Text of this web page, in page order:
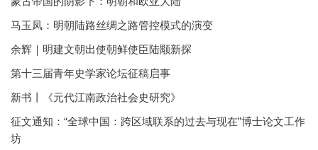
马玉凤：明朝陆路丝绸之路管控模式的演变
余辉｜明建文朝出使朝鲜使臣陆颙新探
第十三届青年史学家论坛征稿启事
新书丨《元代江南政治社会史研究》
征文通知：“全球中国：跨区域联系的过去与现在”博士论文工作
坊